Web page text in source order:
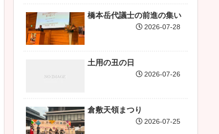
橋本岳代議士の前進の集い
2026-07-28
土用の丑の日
2026-07-26
倉敷天領まつり
2026-07-25